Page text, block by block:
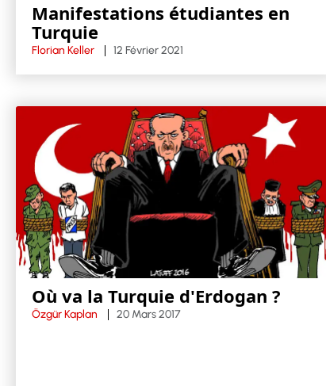
Manifestations étudiantes en
Turquie
Florian Keller 12 Février 2021
Où va la Turquie d'Erdogan ?
Özgür Kaplan 20 Mars 2017